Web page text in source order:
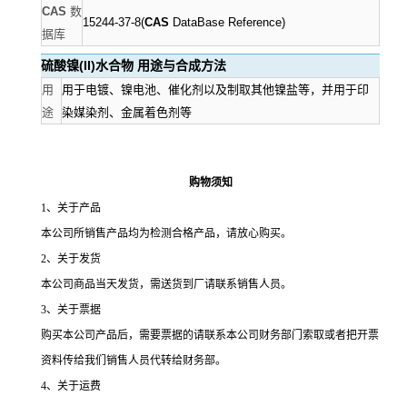
CAS 数
据库
15244-37-8(CAS DataBase Reference)
硫酸镍(II)水合物 用途与合成方法
用
途
用于电镀、镍电池、催化剂以及制取其他镍盐等，并用于印
染媒染剂、金属着色剂等
购物须知
1、关于产品
本公司所销售产品均为检测合格产品，请放心购买。
2、关于发货
本公司商品当天发货，需送货到厂请联系销售人员。
3、关于票据
购买本公司产品后，需要票据的请联系本公司财务部门索取或者把开票
资料传给我们销售人员代转给财务部。
4、关于运费